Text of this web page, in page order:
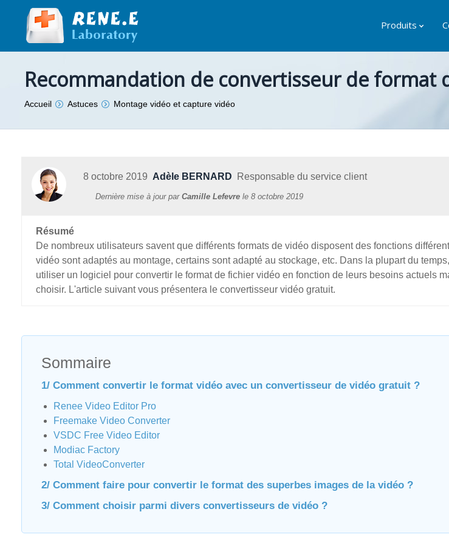
Produits
Recommandation de convertisseur de format
Vous êtes ici :
Accueil Astuces Montage vidéo et capture vidéo
8 octobre 2019 Adèle BERNARD Responsable du service client
Dernière mise à jour par Camille Lefevre le 8 octobre 2019
Résumé
De nombreux utilisateurs savent que différents formats de vidéo disposent des fonctions
vidéo sont adaptés au montage, certains sont adapté au stockage, etc. Dans la plupart du
utiliser un logiciel pour convertir le format de fichier vidéo en fonction de leurs besoins actuels
choisir. L'article suivant vous présentera le convertisseur vidéo gratuit.
Sommaire
1/ Comment convertir le format vidéo avec un convertisseur de vidéo gratuit ?
Renee Video Editor Pro
Freemake Video Converter
VSDC Free Video Editor
Modiac Factory
Total VideoConverter
2/ Comment faire pour convertir le format des superbes images de la vidéo ?
3/ Comment choisir parmi divers convertisseurs de vidéo ?